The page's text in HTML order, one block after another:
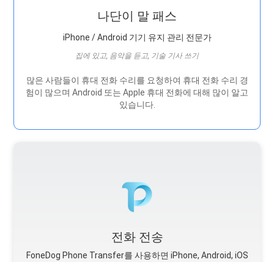
나단이 말 패스
iPhone / Android 기기 유지 관리 전문가
집에 있고, 음악을 듣고, 기술 기사 쓰기
많은 사람들이 휴대 전화 수리를 요청하여 휴대 전화 수리 경
험이 많으며 Android 또는 Apple 휴대 전화에 대해 많이 알고
있습니다.
전화 전송
FoneDog Phone Transfer를 사용하면 iPhone, Android, iOS